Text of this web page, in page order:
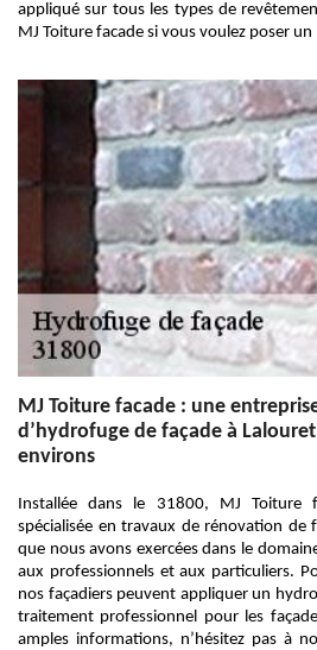
appliqué sur tous les types de
MJ Toiture facade si vous voulez poser
MJ Toiture facade : une
d’hydrofuge de façade à
environs
Installée dans le 31800, MJ Toiture
spécialisée en travaux de rénovation de
que nous avons exercées dans le
aux professionnels et aux particuliers.
nos façadiers peuvent appliquer un
traitement professionnel pour les
amples informations, n’hésitez pas à